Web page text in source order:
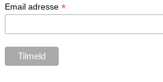
Email adresse *